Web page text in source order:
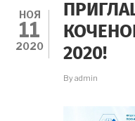
НОЯ
11
2020
2020!
Byadmin